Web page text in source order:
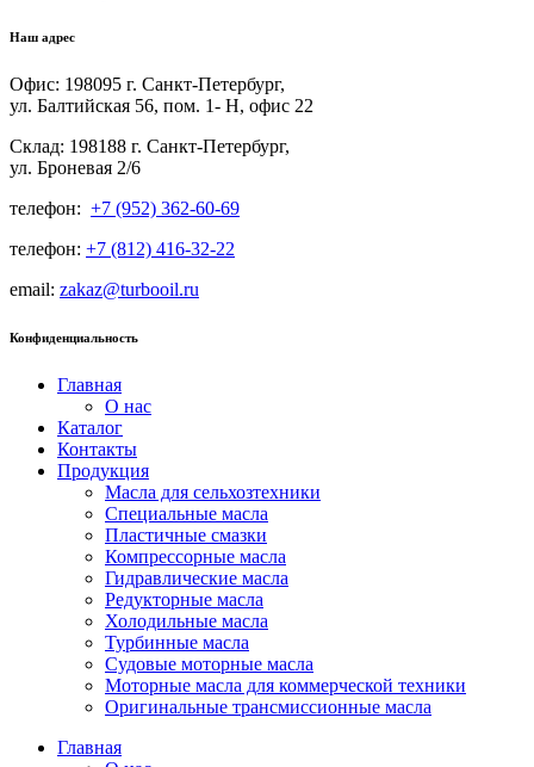
Наш адрес
Офис: 198095 г. Санкт-Петербург,
ул. Балтийская 56, пом. 1- Н, офис 22
Склад: 198188 г. Санкт-Петербург,
ул. Броневая 2/6
телефон: +7 (952) 362-60-69
телефон: +7 (812) 416-32-22
email: zakaz@turbooil.ru
Конфиденциальность
Главная
О нас
Каталог
Контакты
Продукция
Масла для сельхозтехники
Специальные масла
Пластичные смазки
Компрессорные масла
Гидравлические масла
Редукторные масла
Холодильные масла
Турбинные масла
Судовые моторные масла
Моторные масла для коммерческой техники
Оригинальные трансмиссионные масла
Главная